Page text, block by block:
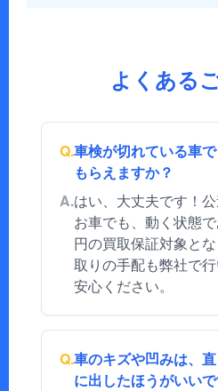
よくある
Q.車検が切れている車
もらえますか？
A.はい、大丈夫です！
お車でも、動く状態
円の買取保証対象と
取りの手配も弊社で
安心ください。
Q.車のキズや凹みは、
に出したほうがいい